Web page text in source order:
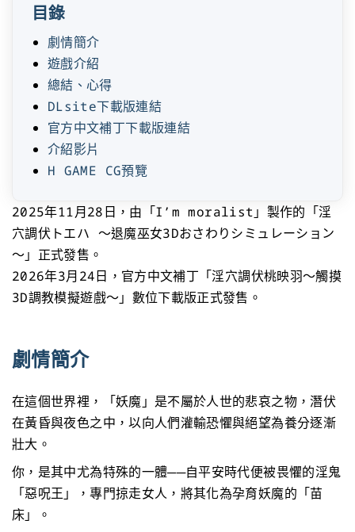
目錄
劇情簡介
遊戲介紹
總結、心得
DLsite下載版連結
官方中文補丁下載版連結
介紹影片
H GAME CG預覽
2025年11月28日，由「I’m moralist」製作的「淫
穴調伏トエハ ～退魔巫女3Dおさわりシミュレーション
～」正式發售。
2026年3月24日，官方中文補丁「淫穴調伏桃映羽～觸摸
3D調教模擬遊戲～」數位下載版正式發售。
劇情簡介
在這個世界裡，「妖魔」是不屬於人世的悲哀之物，潛伏
在黃昏與夜色之中，以向人們灌輸恐懼與絕望為養分逐漸
壯大。
你，是其中尤為特殊的一體──自平安時代便被畏懼的淫鬼
「惡呪王」，專門掠走女人，將其化為孕育妖魔的「苗
床」。